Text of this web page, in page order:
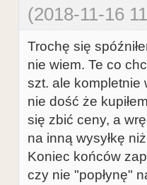
(2018-11-16
Trochę się
nie wiem. Te co
szt. ale kompletnie
nie dość że
się zbić ceny, a
na inną wysyłkę
Koniec końców
czy nie "popłynę"